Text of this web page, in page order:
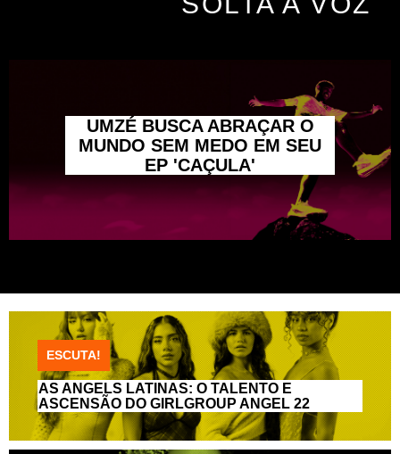
UMZÉ BUSCA ABRAÇAR O
MUNDO SEM MEDO EM SEU
EP 'CAÇULA'
ESCUTA!
AS ANGELS LATINAS: O TALENTO E
ASCENSÃO DO GIRLGROUP ANGEL 22